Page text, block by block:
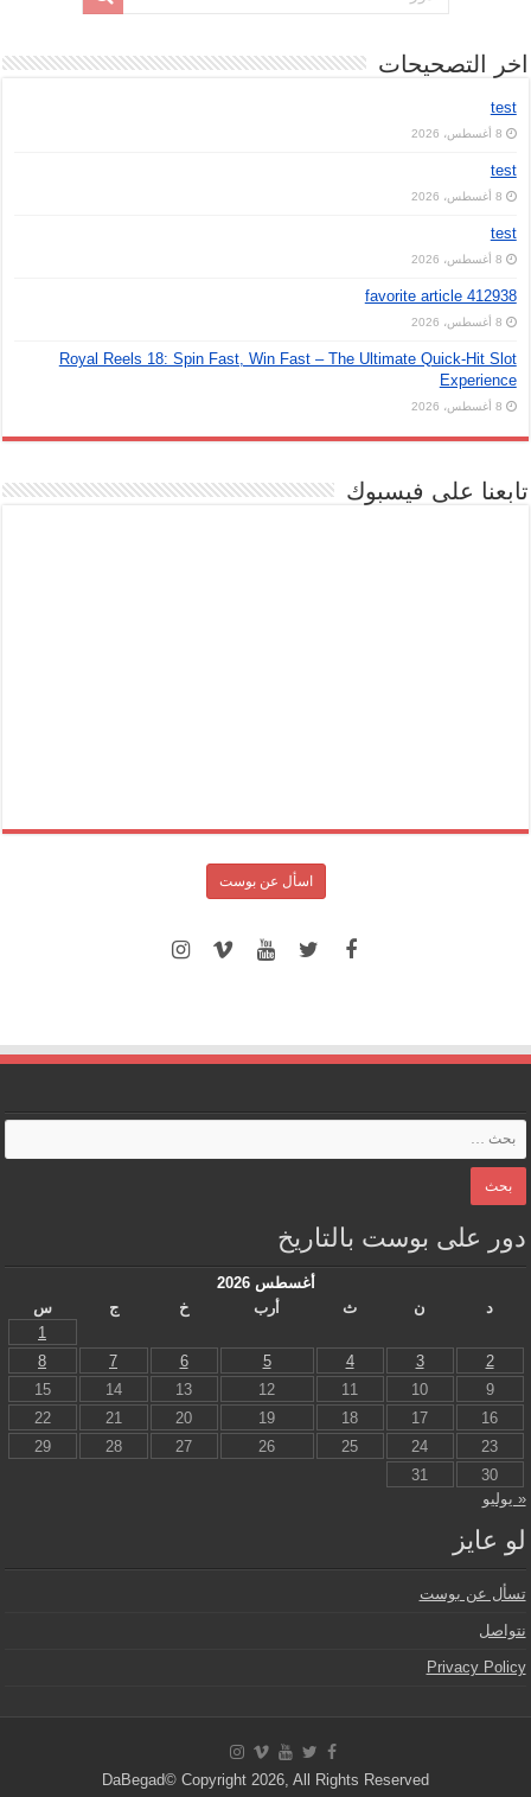
اخر التصحيحات
test
8 أغسطس، 2026
test
8 أغسطس، 2026
test
8 أغسطس، 2026
favorite article 412938
8 أغسطس، 2026
Royal Reels 18: Spin Fast, Win Fast – The Ultimate Quick‑Hit Slot
Experience
8 أغسطس، 2026
تابعنا على فيسبوك
اسأل عن بوست
دور على بوست بالتاريخ
أغسطس 2026
د
ن ث أرب خ ج
س
1
2
3
4
5
6
7
8
9
10
11
12
13
14
15
16
17
18
19
20
21
22
23
24
25
26
27
28
29
30
31
« يوليو
لو عايز
تسأل عن بوست
نتواصل
Privacy Policy
DaBegad© Copyright 2026, All Rights Reserved